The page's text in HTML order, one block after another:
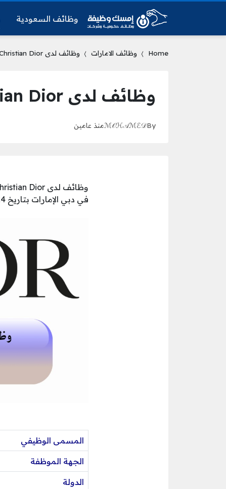
وظائف السعودية
Home وظائف الامارات وظائف لدى Parfums Christian Dior في دبي الإمارات
وظائف لدى Parfums Christian Dior في دبي الإمارات
By
ℳ𝒪ℋ𝒜ℳℰ𝒟منذ عامين
في دبي الإمارات بتاريخ 27/4/2024 وفق متطلبات ومؤهلات للشاغر التالي:
المسمى الوظيفي
الجهة الموظفة
الدولة